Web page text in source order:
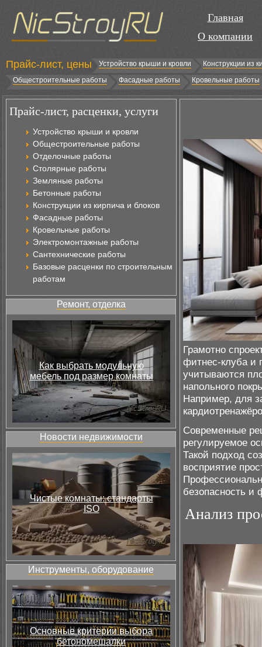
Главная
О компании
Прайс-лист, цены Устройство крыши и кровли
Конструкции из
Общестроительные работы
Фасадные работы Кровельные работы
Прайс-лист, расценки, услуги
Устройство крыши и кровли
Общестроительные работы
Отделочные работы
Столярные работы
Земляные работы
Бетонные работы
Конструкции из кирпича и блоков
Фасадные работы
Кровельные работы
Электромонтажные работы
Сантехнические работы
Базовые расценки по строительным
работам
Ремонт, отделка
Как выбрать модульную
мебель под размер комнаты
Новости недвижимости
Чистые комнаты: стандарты
ISO
Инструменты, оборудование
Основные критерии выбора
бетономешалки
Грамотно
фитнес-клуба и
учитываются
напольного
Например, для
Современные
регулируемое
Такой подход
восприятие
безопасность и
Анализ